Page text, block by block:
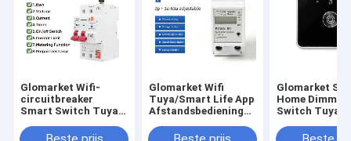
Glomarket Wifi-
circuitbreaker
Smart Switch Tuya
Smart Home System
Glomarket Wifi
Tuya/Smart Life App
Afstandsbediening
Protector Relay
Glomarket
Home Dimmer
Switch Tuya
Dimming Stel